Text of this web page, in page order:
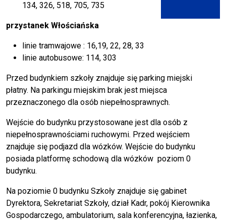
134, 326, 518, 705, 735
przystanek Włościańska
linie tramwajowe : 16,19, 22, 28, 33
linie autobusowe: 114, 303
Przed budynkiem szkoły znajduje się parking miejski
płatny. Na parkingu miejskim brak jest miejsca
przeznaczonego dla osób niepełnosprawnych.
Wejście do budynku przystosowane jest dla osób z
niepełnosprawnościami ruchowymi. Przed wejściem
znajduje się podjazd dla wózków. Wejście do budynku
posiada platformę schodową dla wózków poziom 0
budynku.
Na poziomie 0 budynku Szkoły znajduje się gabinet
Dyrektora, Sekretariat Szkoły, dział Kadr, pokój Kierownika
Gospodarczego, ambulatorium, sala konferencyjna, łazienka,